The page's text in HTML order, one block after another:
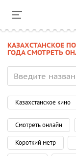
КАЗАХСТАНСКОЕ
ГОДА СМОТРЕТЬ
Казахстанское кино
Смотреть онлайн
Короткий метр